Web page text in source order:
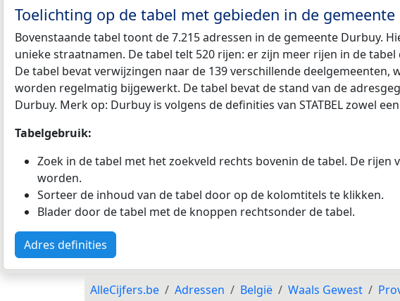
Toelichting op de tabel met gebieden in de gemeente
Bovenstaande tabel toont de 7.215 adressen in de gemeente Durbuy.
unieke straatnamen. De tabel telt 520 rijen: er zijn meer rijen in de
De tabel bevat verwijzingen naar de 139 verschillende
worden regelmatig bijgewerkt. De tabel bevat de stand van de
Durbuy. Merk op: Durbuy is volgens de definities van STATBEL zowel
Tabelgebruik:
Zoek in de tabel met het zoekveld rechts bovenin de tabel. De
worden.
Sorteer de inhoud van de tabel door op de kolomtitels te klikken.
Blader door de tabel met de knoppen rechtsonder de tabel.
Adres definities
AlleCijfers.be Adressen België Waals Gewest